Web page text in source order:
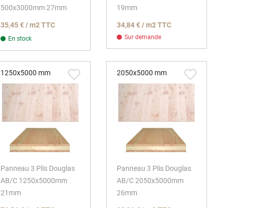
500x3000mm 27mm
35,45 € / m2 TTC
En stock
19mm
34,84 € / m2 TTC
Sur demande
1250x5000 mm
Panneau 3 Plis Douglas
AB/C 1250x5000mm
21mm
2050x5000 mm
Panneau 3 Plis Douglas
AB/C 2050x5000mm
26mm